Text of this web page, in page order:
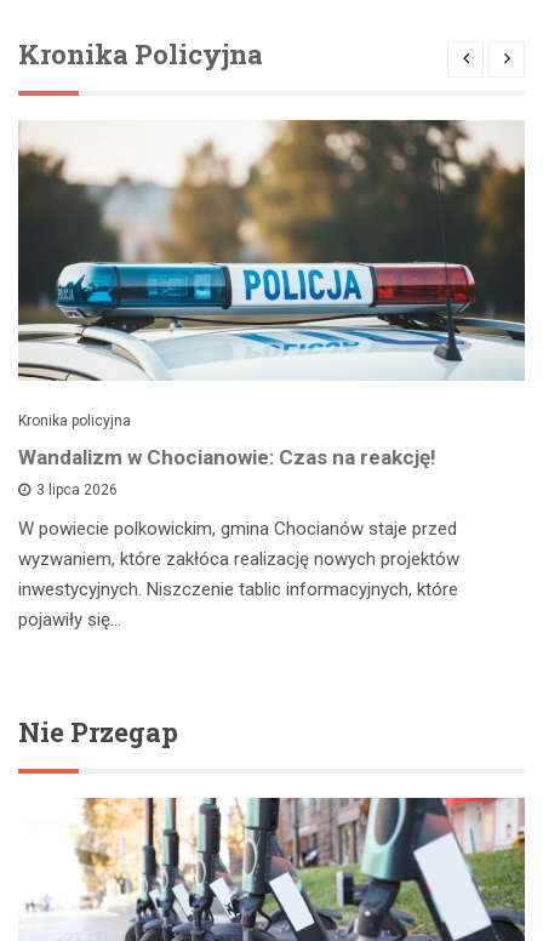
Kronika Policyjna
Kronika policyjna
Wandalizm w Chocianowie: Czas na reakcję!
3 lipca 2026
W powiecie polkowickim, gmina Chocianów staje przed
wyzwaniem, które zakłóca realizację nowych projektów
inwestycyjnych. Niszczenie tablic informacyjnych, które
pojawiły się…
Nie Przegap